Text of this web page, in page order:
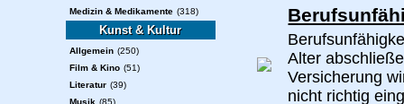
Medizin & Medikamente (318)
Kunst & Kultur
Allgemein (250)
Film & Kino (51)
Literatur (39)
Musik (85)
Alter
Versicherung
nicht richtig